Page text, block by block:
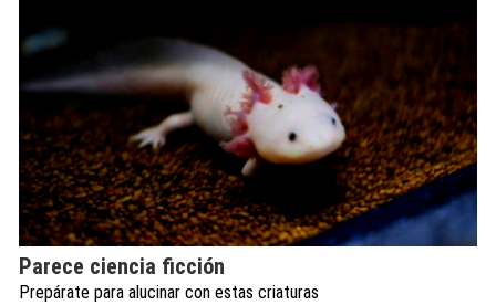
Parece ciencia ficción
Prepárate para alucinar con estas criaturas